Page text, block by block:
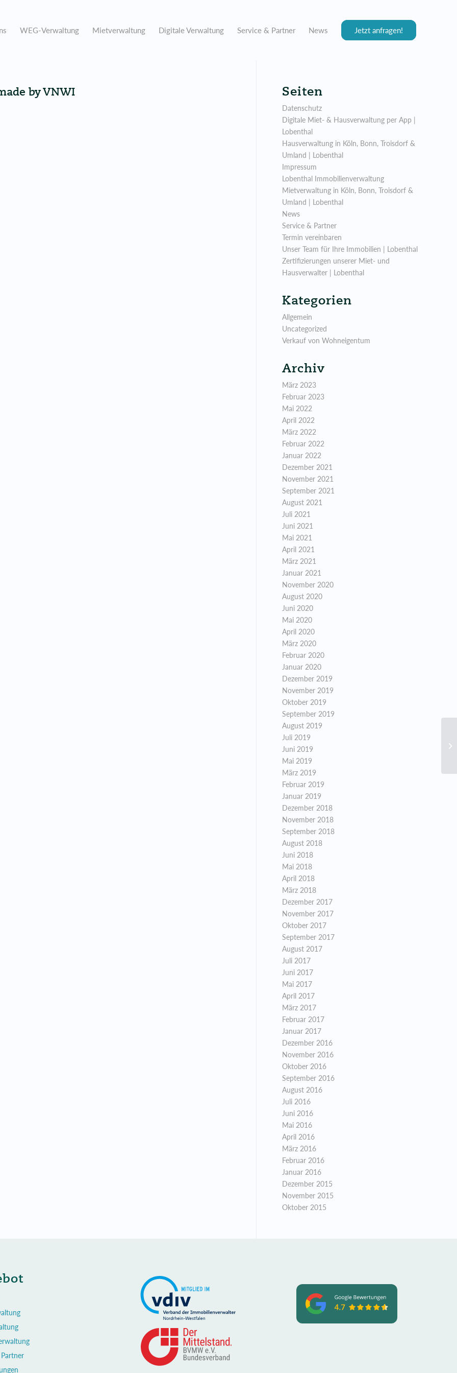
WEG-Verwaltung Mietverwaltung Digitale Verwaltung Service & Partner News Jetzt anfragen!
by VNWI Seiten
Datenschutz
Digitale Miet- & Hausverwaltung per App |
Lobenthal
Hausverwaltung in Köln, Bonn, Troisdorf &
Umland | Lobenthal
Impressum
Lobenthal Immobilienverwaltung
Mietverwaltung in Köln, Bonn, Troisdorf &
Umland | Lobenthal
News
Service & Partner
Termin vereinbaren
Unser Team für Ihre Immobilien | Lobenthal
Zertifizierungen unserer Miet- und
Hausverwalter | Lobenthal
Kategorien
Allgemein
Uncategorized
Verkauf von Wohneigentum
Archiv
März 2023
Februar 2023
Mai 2022
April 2022
März 2022
Februar 2022
Januar 2022
Dezember 2021
November 2021
September 2021
August 2021
Juli 2021
Juni 2021
Mai 2021
April 2021
März 2021
Januar 2021
November 2020
August 2020
Juni 2020
Mai 2020
April 2020
März 2020
Februar 2020
Januar 2020
Dezember 2019
November 2019
Oktober 2019
September 2019
August 2019
Juli 2019
Juni 2019
Mai 2019
März 2019
Februar 2019
Januar 2019
Dezember 2018
November 2018
September 2018
August 2018
Juni 2018
Mai 2018
April 2018
März 2018
Dezember 2017
November 2017
Oktober 2017
September 2017
August 2017
Juli 2017
Juni 2017
Mai 2017
April 2017
März 2017
Februar 2017
Januar 2017
Dezember 2016
November 2016
Oktober 2016
September 2016
August 2016
Juli 2016
Juni 2016
Mai 2016
April 2016
März 2016
Februar 2016
Januar 2016
Dezember 2015
November 2015
Oktober 2015